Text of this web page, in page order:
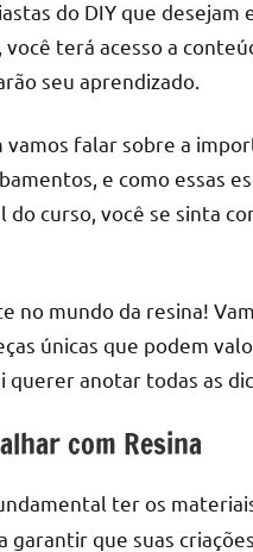
ambiente
com
peças
Nosso
conteúdo
é
apresentar
melhores
práticas
tendências
para
do DIY que
terá acesso a
seu aprendizado.
falar sobre a
e como essas
curso, você se sinta
no mundo da resina!
únicas que podem
querer anotar todas as
com Resina
ter os
que suas